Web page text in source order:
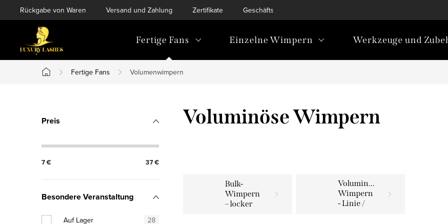
Inhalt
Rückgabe von Waren Versand und Zahlung Zertifikate Geschäftsbedingungen
Fertige Fans Einzelne Wimpern Werkzeuge und
Startseite
Fertige Fans Volumenwimpern
S
i
e
n
Preis
7€ 37€
Besondere Veranstaltung
Auf Lager 28
Voluminöse Wimpern
Bulk-
Wimpern
– locker
Voluminöse
Wimpern
- Linie /